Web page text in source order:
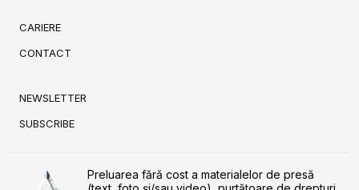
CARIERE
CONTACT
NEWSLETTER
SUBSCRIBE
Preluarea fără cost a materialelor de presă